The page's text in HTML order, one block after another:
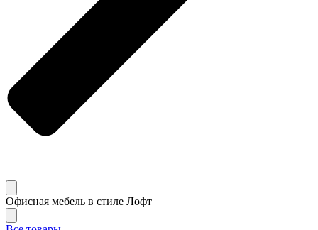
Офисная мебель в стиле Лофт